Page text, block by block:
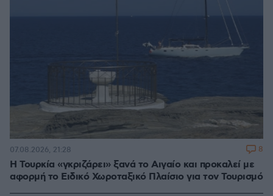
Η Τουρκία «γκριζάρει» ξανά το Αιγαίο και προκαλεί με
αφορμή το Ειδικό Χωροταξικό Πλαίσιο για τον Τουρισμό
07.08.2026, 21:28 8